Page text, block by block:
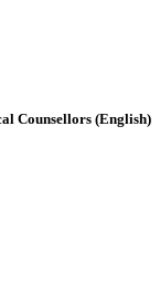
(English) Hotam School for Training Biographical Counsellors